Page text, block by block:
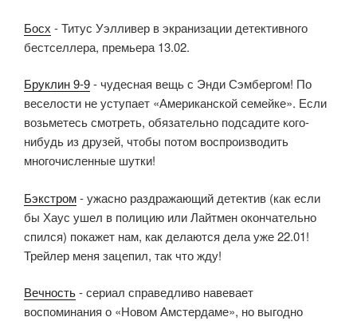
Босх - Титус Уэлливер в экранизации детективного
бестселлера, премьера 13.02.
Бруклин 9-9- чудесная вещь с Энди Сэмбергом! По
веселости не уступает «Американской семейке». Если
возьметесь смотреть, обязательно подсадите кого-
нибудь из друзей, чтобы потом воспроизводить
многочисленные шутки!
Бэкстром- ужасно раздражающий детектив (как если
бы Хаус ушел в полицию или Лайтмен окончательно
спился) покажет нам, как делаются дела уже 22.01!
Трейлер меня зацепил, так что жду!
Вечность- сериал справедливо навевает
воспоминания о «Новом Амстердаме», но выгодно